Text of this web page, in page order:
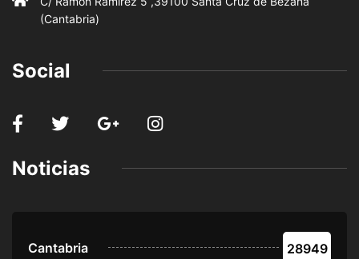
(Cantabria)
Social
Noticias
Cantabria 28949